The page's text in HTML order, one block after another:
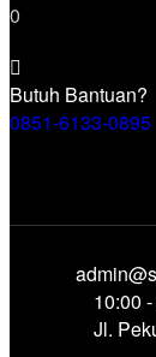
0
Butuh Bantuan?
0851-6133-0895
10:00
Jl.